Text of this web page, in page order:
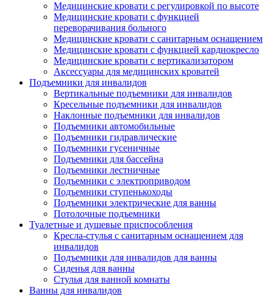
Медицинские кровати с регулировкой по высоте
Медицинские кровати с функцией
переворачивания больного
Медицинские кровати с санитарным оснащением
Медицинские кровати с функцией кардиокресло
Медицинские кровати с вертикализатором
Аксессуары для медицинских кроватей
Подъемники для инвалидов
Вертикальные подъемники для инвалидов
Кресельные подъемники для инвалидов
Наклонные подъемники для инвалидов
Подъемники автомобильные
Подъемники гидравлические
Подъемники гусеничные
Подъемники для бассейна
Подъемники лестничные
Подъемники с электроприводом
Подъемники ступенькоходы
Подъемники электрические для ванны
Потолочные подъемники
Туалетные и душевые приспособления
Кресла-стулья с санитарным оснащением для
инвалидов
Подъемники для инвалидов для ванны
Сиденья для ванны
Стулья для ванной комнаты
Ванны для инвалидов